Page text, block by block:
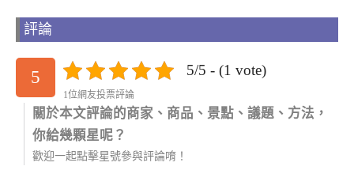
評論
5 5/5 - (1 vote)
1位網友投票評論
關於本文評論的商家、商品、景點、議題、方法，
你給幾顆星呢？
歡迎一起點擊星號參與評論唷！